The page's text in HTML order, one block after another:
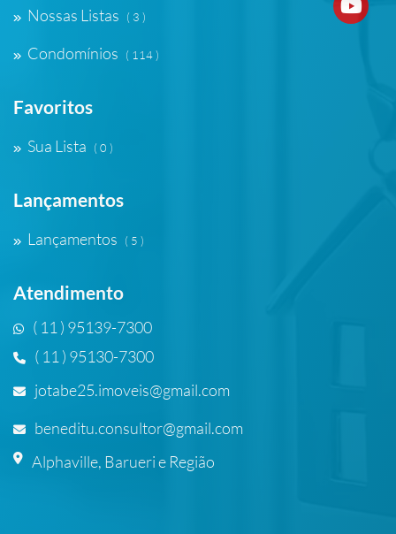
Nossas Listas ( 3 )
Condomínios ( 114 )
Favoritos
Sua Lista ( 0 )
Lançamentos
Lançamentos ( 5 )
Atendimento
( 11 ) 95139-7300
( 11 ) 95130-7300
jotabe25.imoveis@gmail.com
beneditu.consultor@gmail.com
Alphaville, Barueri e Região